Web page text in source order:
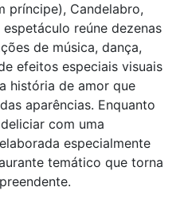
príncipe), Candelabro,
reúne dezenas
de música, dança,
efeitos especiais visuais
história de amor que
aparências. Enquanto
com uma
especialmente
temático que torna